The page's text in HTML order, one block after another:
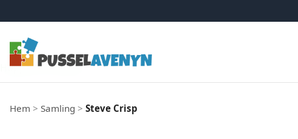
Hoppa till innehåll
Hem > Samling > Steve Crisp